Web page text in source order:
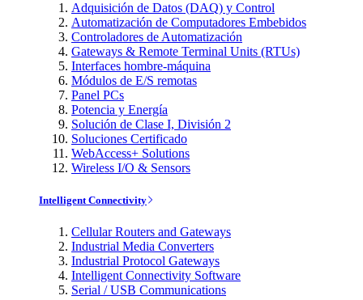
Adquisición de Datos (DAQ) y Control
Automatización de Computadores Embebidos
Controladores de Automatización
Gateways & Remote Terminal Units (RTUs)
Interfaces hombre-máquina
Módulos de E/S remotas
Panel PCs
Potencia y Energía
Solución de Clase I, División 2
Soluciones Certificado
WebAccess+ Solutions
Wireless I/O & Sensors
Intelligent Connectivity
Cellular Routers and Gateways
Industrial Media Converters
Industrial Protocol Gateways
Intelligent Connectivity Software
Serial / USB Communications